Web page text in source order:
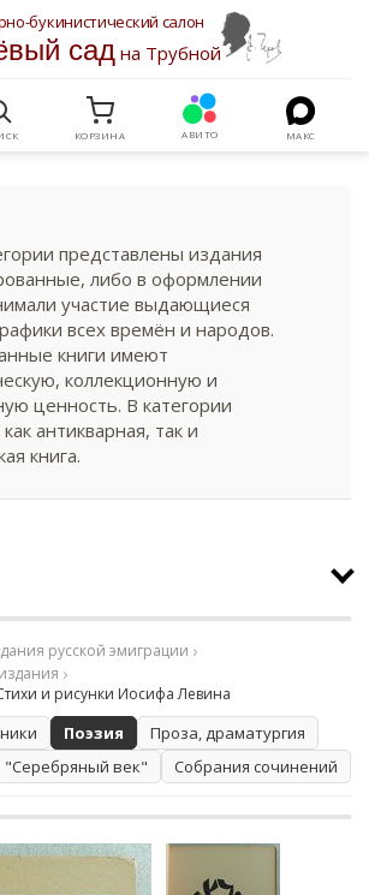
букинистический салон
садна Трубной
КОРЗИНА АВИТО МАКС
представлены издания
либо в оформлении
участие выдающиеся
всех времён и народов.
книги имеют
коллекционную и
ценность. В категории
антикварная, так и
книга.
русской эмиграции
и рисунки Иосифа Левина
Поэзия
Проза, драматургия
"Серебряный век" Собрания сочинений